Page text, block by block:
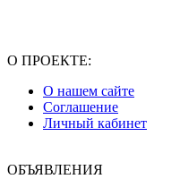
О ПРОЕКТЕ:
О нашем сайте
Соглашение
Личный кабинет
ОБЪЯВЛЕНИЯ